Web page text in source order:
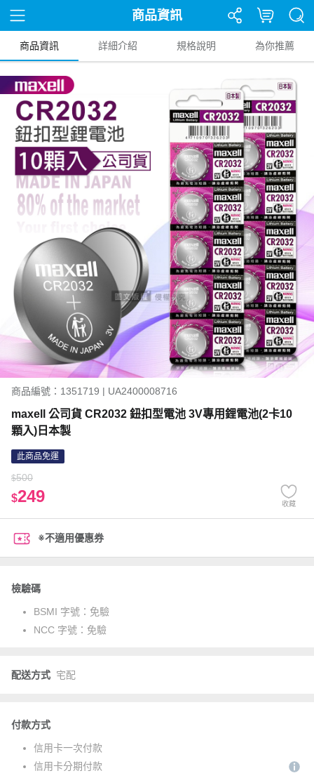
商品資訊
商品資訊 詳細介紹 規格說明 為你推薦
商品編號：1351719 | UA2400008716
maxell 公司貨 CR2032 鈕扣型電池 3V專用鋰電池(2卡10
顆入)日本製
此商品免運
$500
$249 收藏
※不適用優惠券
檢驗碼
BSMI 字號： 免驗
NCC 字號： 免驗
配送方式 宅配
付款方式
信用卡一次付款
信用卡分期付款